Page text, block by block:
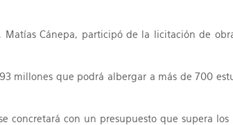
Cánepa, participó de la licitación de
millones que podrá albergar a más de 700
concretará con un presupuesto que supera